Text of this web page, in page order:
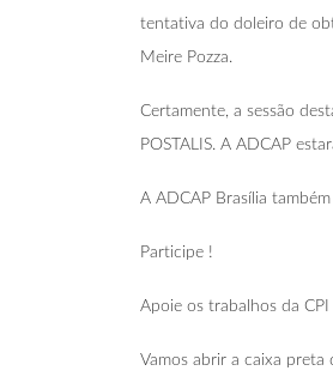
tentativa do doleiro de
Meire Pozza.
Certamente, a sessão
POSTALIS. A ADCAP
A ADCAP Brasília
Participe !
Apoie os trabalhos da CPI
Vamos abrir a caixa preta